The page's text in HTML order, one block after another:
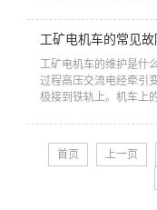
工矿电机车的常见故
工矿电机车的维护是什
过程高压交流电经牵引
极接到铁轨上。机车上
首页 上一页